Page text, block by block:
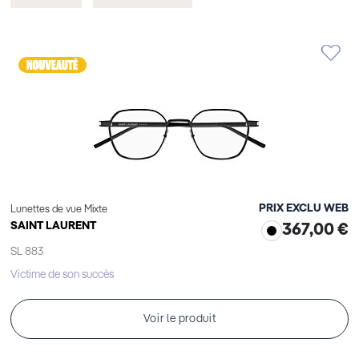
Lunettes de vue Mixte
SAINT LAURENT
SL 883
PRIX EXCLU WEB
367,00 €
Victime de son succès
Voir le produit
Élément